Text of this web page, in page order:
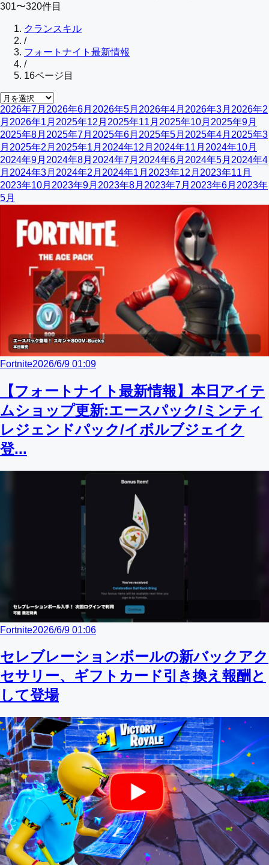
301〜320件目
クランスキル
/
フォートナイト最新情報
/
16ページ目
2026年7月 2026年6月 2026年5月 2026年4月 2026年3月 2026年2
月 2026年1月 2025年12月 2025年11月 2025年10月 2025年9月
2025年8月 2025年7月 2025年6月 2025年5月 2025年4月 2025年3
月 2025年2月 2025年1月 2024年12月 2024年11月 2024年10月
2024年9月 2024年8月 2024年7月 2024年6月 2024年5月 2024年4
月 2024年3月 2024年2月 2024年1月 2023年12月 2023年11月
2023年10月 2023年9月 2023年8月 2023年7月 2023年6月 2023年
5月
Fortnite2026/6/9 01:09
【フォートナイト最新情報】本日アイテ
ムショップ更新:エースパック/ミンティ
レジェンドパック/イボルブジェイク
登...
Fortnite2026/6/9 01:06
セレブレーションボールの新バックアク
セサリー、ギフトカード引き換え報酬と
して登場